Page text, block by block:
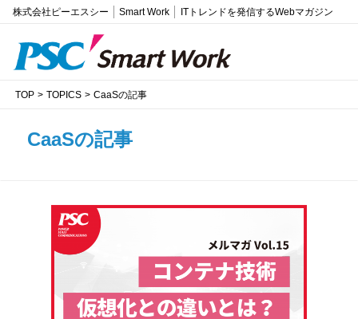
株式会社ピーエスシー Smart Work ITトレンドを発信するWebマガジン
TOP TOPICS CaaSの記事
CaaSの記事